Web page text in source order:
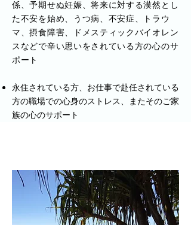
係、予期せぬ妊娠、将来に対する漠然とし
た不安を始め、うつ病、不安症、トラウ
マ、摂食障害、ドメスティックバイオレン
スなどで辛い思いをされている方の心のサ
ポート
永住されている方、お仕事で赴任されている
方の職場での心身のストレス、またそのご家
族の心のサポート